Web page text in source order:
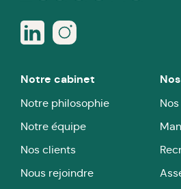
Notre cabinet
Notre philosophie
Notre équipe
Nos clients
Nous rejoindre